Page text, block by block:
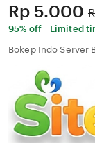
Price:
Rp 5.000
95% off
Limited
Bokep Indo Server